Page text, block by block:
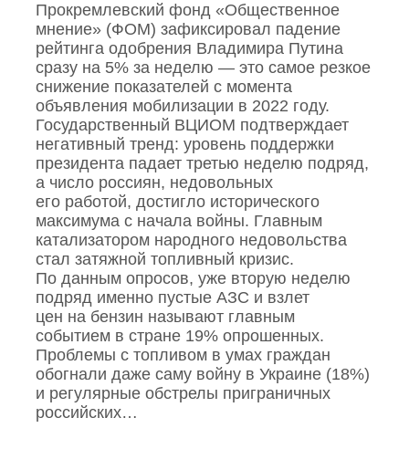
Прокремлевский фонд «Общественное
мнение» (ФОМ) зафиксировал падение
рейтинга одобрения Владимира Путина
сразу на 5% за неделю — это самое резкое
снижение показателей с момента
объявления мобилизации в 2022 году.
Государственный ВЦИОМ подтверждает
негативный тренд: уровень поддержки
президента падает третью неделю подряд,
а число россиян, недовольных
его работой, достигло исторического
максимума с начала войны. Главным
катализатором народного недовольства
стал затяжной топливный кризис.
По данным опросов, уже вторую неделю
подряд именно пустые АЗС и взлет
цен на бензин называют главным
событием в стране 19% опрошенных.
Проблемы с топливом в умах граждан
обогнали даже саму войну в Украине (18%)
и регулярные обстрелы приграничных
российских…